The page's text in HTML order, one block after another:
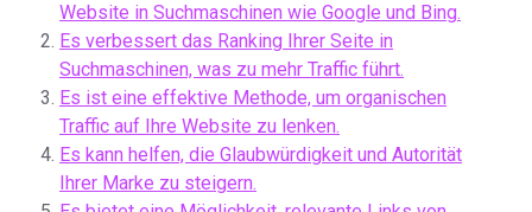
Website in Suchmaschinen wie Google und Bing.
Es verbessert das Ranking Ihrer Seite in
Suchmaschinen, was zu mehr Traffic führt.
Es ist eine effektive Methode, um organischen
Traffic auf Ihre Website zu lenken.
Es kann helfen, die Glaubwürdigkeit und Autorität
Ihrer Marke zu steigern.